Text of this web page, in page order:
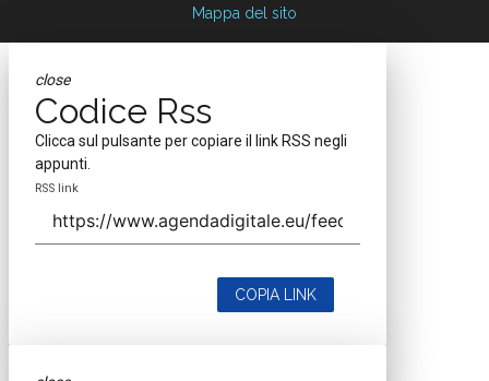
Mappa del sito
close
Codice Rss
Clicca sul pulsante per copiare il link RSS negli
appunti.
RSS link
COPIA LINK